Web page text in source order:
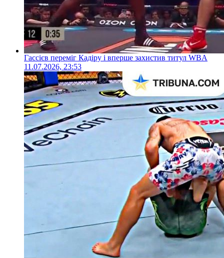
Гассієв переміг Кадіру і вперше захистив титул WBA
11.07.2026, 23:53